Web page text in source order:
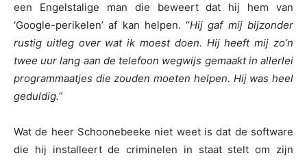
een Engelstalige man die beweert dat hij hem van
‘Google-perikelen’ af kan helpen. “Hij gaf mij bijzonder
rustig uitleg over wat ik moest doen. Hij heeft mij zo’n
twee uur lang aan de telefoon wegwijs gemaakt in allerlei
programmaatjes die zouden moeten helpen. Hij was heel
geduldig.”
Wat de heer Schoonebeeke niet weet is dat de software
die hij installeert de criminelen in staat stelt om zijn